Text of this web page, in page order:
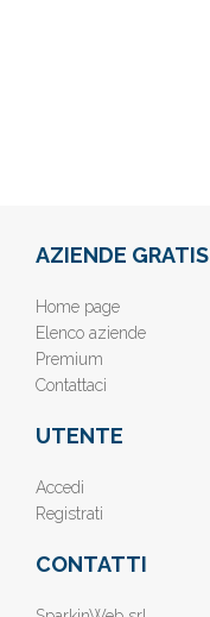
AZIENDE GRATIS
Home page
Elenco aziende
Premium
Contattaci
UTENTE
Accedi
Registrati
CONTATTI